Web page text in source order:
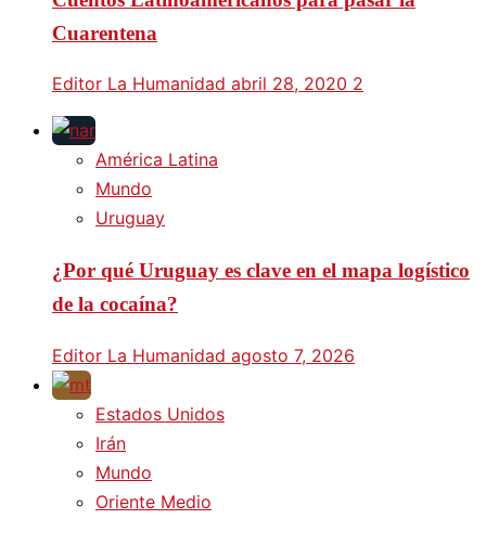
Cuarentena
Editor La Humanidad abril 28, 2020 2
América Latina
Mundo
Uruguay
¿Por qué Uruguay es clave en el mapa logístico
de la cocaína?
Editor La Humanidad agosto 7, 2026
Estados Unidos
Irán
Mundo
Oriente Medio